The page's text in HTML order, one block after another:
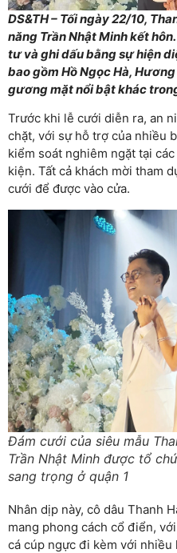
DS&TH – Tối ngày 22/10,
năng Trần Nhật Minh kết
tư và ghi dấu bằng sự hiện
bao gồm Hồ Ngọc Hà,
gương mặt nổi bật khác
Trước khi lễ cưới diễn ra, an
chặt, với sự hỗ trợ của nhiều
kiểm soát nghiêm ngặt tại
kiện. Tất cả khách mời tham
cưới để được vào cửa.
Đám cưới của siêu mẫu
Trần Nhật Minh được tổ
sang trọng ở quận 1
Nhân dịp này, cô dâu Thanh
mang phong cách cổ điển,
cá cúp ngực đi kèm với nhiều